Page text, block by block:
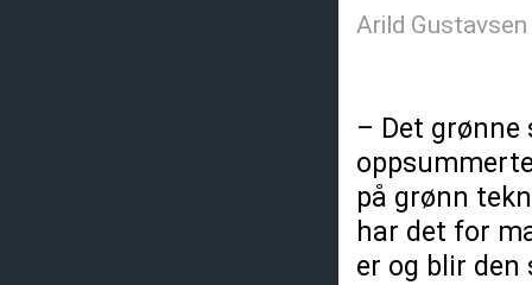
Arild
– Det
på grønn
har det for
er og blir den